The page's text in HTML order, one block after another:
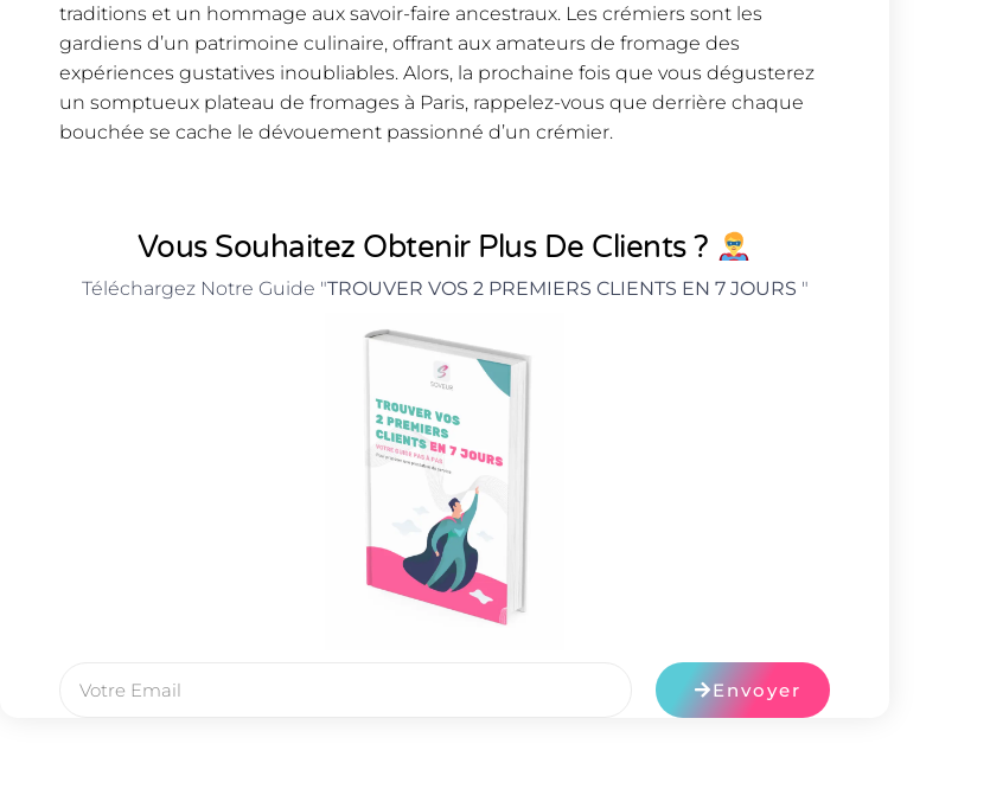
traditions et un hommage aux savoir-faire ancestraux. Les crémiers sont les
gardiens d’un patrimoine culinaire, offrant aux amateurs de fromage des
expériences gustatives inoubliables. Alors, la prochaine fois que vous dégusterez
un somptueux plateau de fromages à Paris, rappelez-vous que derrière chaque
bouchée se cache le dévouement passionné d’un crémier.
Vous Souhaitez Obtenir Plus De Clients ?
Téléchargez Notre Guide "TROUVER VOS 2 PREMIERS CLIENTS EN 7 JOURS "
Envoyer